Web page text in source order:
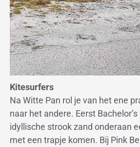
Kitesurfers
Na Witte Pan rol je van het ene
naar het andere. Eerst
idyllische strook zand onderaan
met een trapje komen. Bij Pink